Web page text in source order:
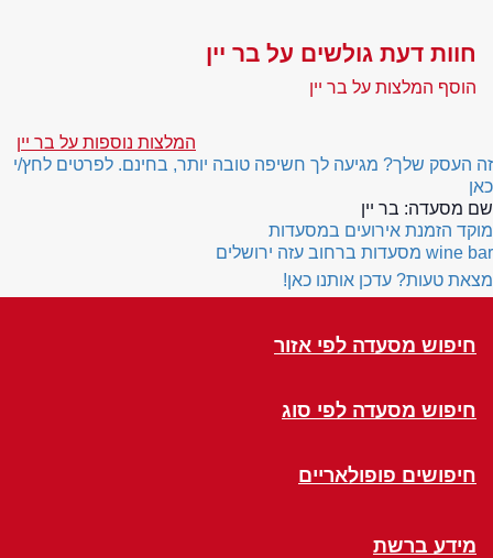
חוות דעת גולשים על בר יין
הוסף המלצות על בר יין
המלצות נוספות על בר יין
זה העסק שלך? מגיעה לך חשיפה טובה יותר, בחינם. לפרטים לחץ/י
כאן
שם מסעדה: בר יין
מוקד הזמנת אירועים במסעדות
wine bar מסעדות ברחוב עזה ירושלים
מצאת טעות? עדכן אותנו כאן!
חיפוש מסעדה לפי אזור
חיפוש מסעדה לפי סוג
חיפושים פופולאריים
מידע ברשת